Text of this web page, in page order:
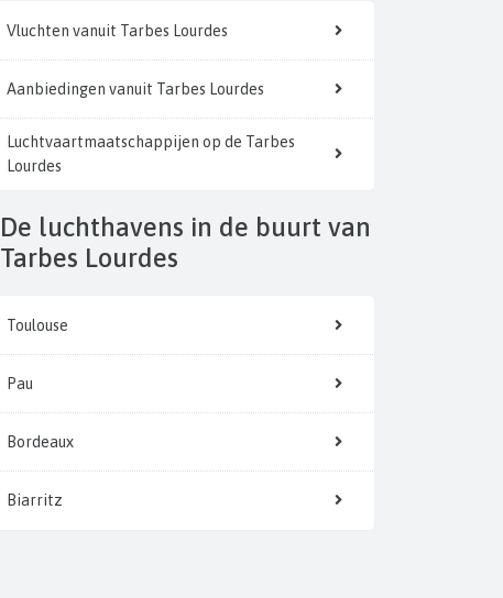
Vluchten vanuit Tarbes Lourdes
Aanbiedingen vanuit Tarbes Lourdes
Luchtvaartmaatschappijen op de Tarbes
Lourdes
De luchthavens in de buurt van
Tarbes Lourdes
Toulouse
Pau
Bordeaux
Biarritz